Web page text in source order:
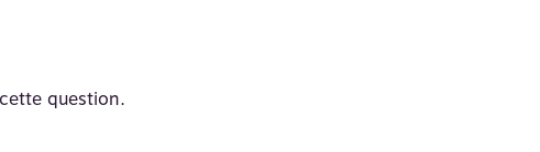
question.